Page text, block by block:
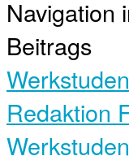
Navigation
Beitrags
Redaktion